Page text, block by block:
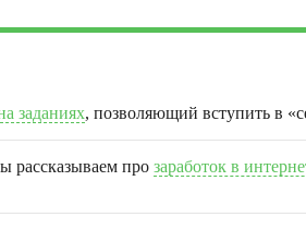
заданиях, позволяющий вступить в
рассказываем про заработок в